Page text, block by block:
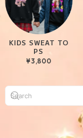
KIDS SWEAT TO
PS
¥3,800